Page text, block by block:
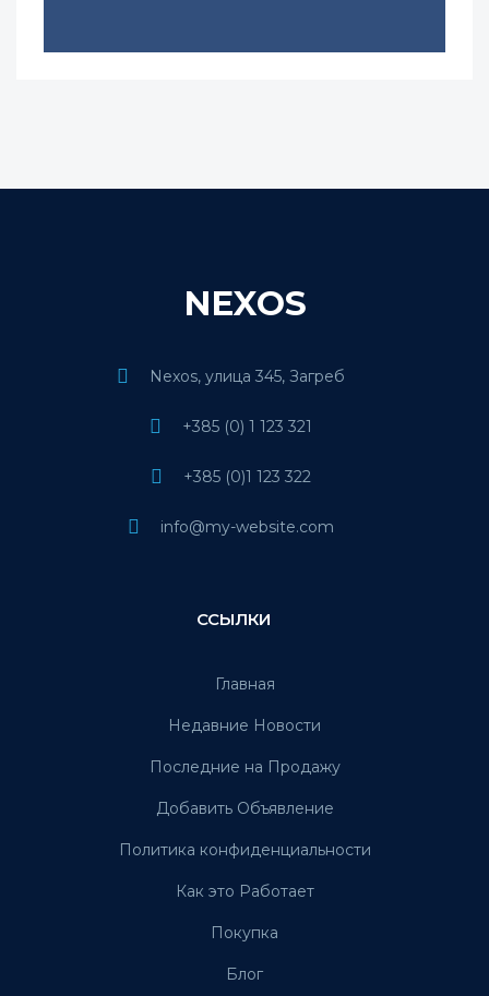
NEXOS
Nexos, улица 345, Загреб
+385 (0) 1 123 321
+385 (0)1 123 322
info@my-website.com
ССЫЛКИ
Главная
Недавние Новости
Последние на Продажу
Добавить Объявление
Политика конфиденциальности
Как это Работает
Покупка
Блог